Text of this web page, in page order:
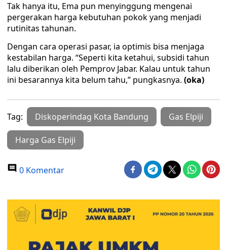
Tak hanya itu, Ema pun menyinggung mengenai
pergerakan harga kebutuhan pokok yang menjadi
rutinitas tahunan.
Dengan cara operasi pasar, ia optimis bisa menjaga
kestabilan harga. “Seperti kita ketahui, subsidi tahun
lalu diberikan oleh Pemprov Jabar. Kalau untuk tahun
ini besarannya kita belum tahu,” pungkasnya. (oka)
Tag: Diskoperindag Kota Bandung Gas Elpiji
Harga Gas Elpiji
0 Komentar